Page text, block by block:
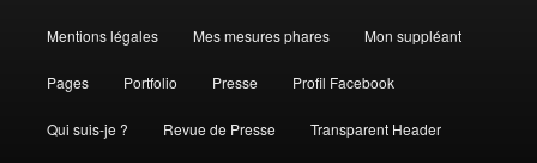
Mentions légales Mes mesures phares Mon suppléant
Pages Portfolio Presse Profil Facebook
Qui suis-je ? Revue de Presse Transparent Header